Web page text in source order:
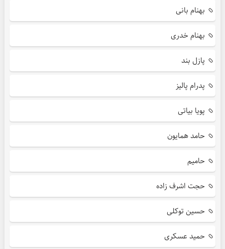
بهنام بانی
بهنام خدری
پازل بند
پدرام پالیز
پویا بیاتی
حامد همایون
حامیم
حجت اشرف زاده
حسین توکلی
حمید عسکری